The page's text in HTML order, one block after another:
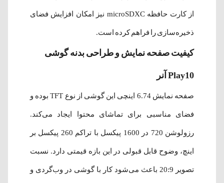
از کارت حافظه microSDXC نیز امکان افزایش فضای
ذخیره‌سازی را فراهم کرده است.
کیفیت صفحه نمایش و طراحی بدنه گوشی
Play10 آنر
صفحه نمایش 6.74 اینچی این گوشی از نوع TFT بوده و
فضای مناسبی برای تماشای محتوا ایجاد می‌کند.
رزولوشن 720 در 1600 پیکسل با تراکم 260 پیکسل بر
اینچ، وضوح قابل قبولی در این بازه قیمتی دارد. نسبت
تصویر 20:9 باعث می‌شود کار با گوشی در وب‌گردی و